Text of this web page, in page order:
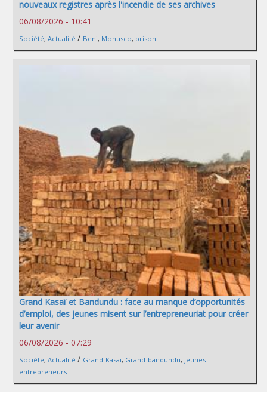
nouveaux registres après l'incendie de ses archives
06/08/2026 - 10:41
Société, Actualité / Beni, Monusco, prison
Grand Kasaï et Bandundu : face au manque d’opportunités
d’emploi, des jeunes misent sur l’entrepreneuriat pour créer
leur avenir
06/08/2026 - 07:29
Société, Actualité / Grand-Kasaï, Grand-bandundu, Jeunes
entrepreneurs